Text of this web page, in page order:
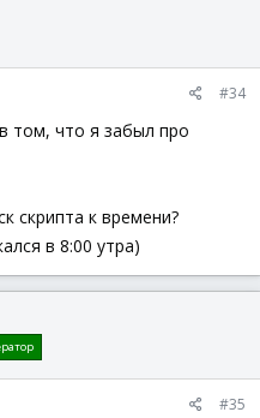
#34
том, что я забыл про
скрипта к времени?
в 8:00 утра)
#35